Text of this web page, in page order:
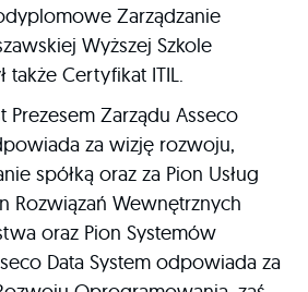
Zarządzanie
Wyższej Szkole
także Certyfikat ITIL.
Prezesem Zarządu Asseco
za wizję rozwoju,
spółką oraz za Pion Usług
Rozwiązań Wewnętrznych
oraz Pion Systemów
Data System odpowiada za